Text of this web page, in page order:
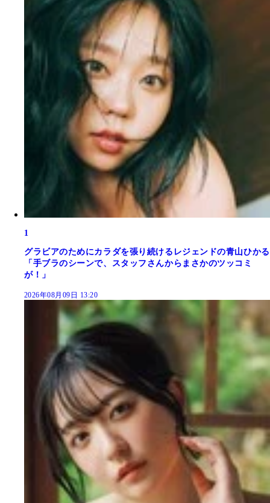
1
グラビアのためにカラダを張り続けるレジェンドの青山ひかる
「手ブラのシーンで、スタッフさんからまさかのツッコミ
が！」
2026年08月09日 13:20